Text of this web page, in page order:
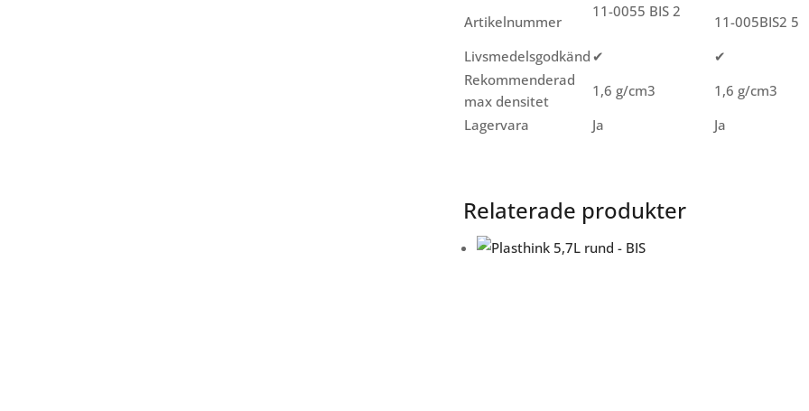
Artikelnummer
11-0055 BIS 2
11-005BIS2 5
Livsmedelsgodkänd ✔
✔
Rekommenderad
max densitet
1,6 g/cm3
1,6 g/cm3
Lagervara
Ja Ja
Relaterade produkter